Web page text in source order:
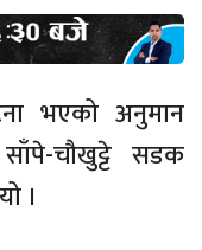
भएको अनुमान
चौखुट्टे सडक
।